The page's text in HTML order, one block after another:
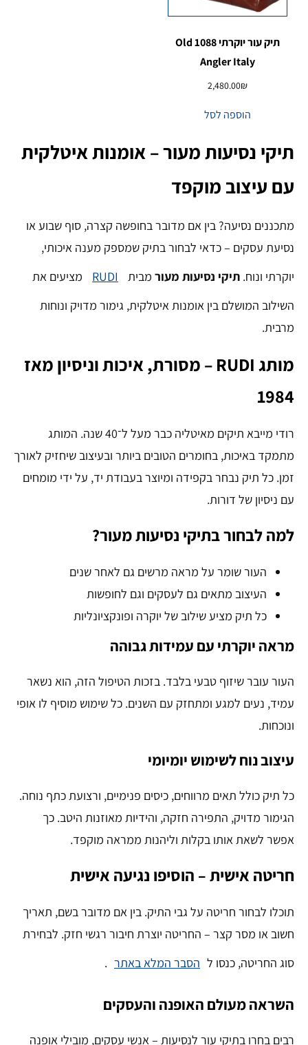
תיק עור יוקרתי 1088 Old
Angler Italy
2,480.00₪
הוספה לסל
תיקי נסיעות מעור – אומנות איטלקית
עם עיצוב מוקפד
מתכננים נסיעה? בין אם מדובר בחופשה קצרה, סוף שבוע או
נסיעת עסקים – כדאי לבחור בתיק שמספק מענה איכותי,
יוקרתי ונוח. תיקי נסיעות מעור מבית RUDI
מציעים את
השילוב המושלם בין אומנות איטלקית, גימור מדויק ונוחות
מרבית.
מותג RUDI – מסורת, איכות וניסיון מאז
1984
רודי מייבא תיקים מאיטליה כבר מעל ל־40 שנה. המותג
מתמקד באיכות, בחומרים הטובים ביותר ובעיצוב שיחזיק לאורך
זמן. כל תיק נבחר בקפידה ומיוצר בעבודת יד, על ידי מומחים
עם ניסיון של דורות.
למה לבחור בתיקי נסיעות מעור?
העור שומר על מראה מרשים גם לאחר שנים
העיצוב מתאים גם לעסקים וגם לחופשות
כל תיק מציע שילוב של יוקרה ופונקציונליות
מראה יוקרתי עם עמידות גבוהה
העור עובר שיזוף טבעי בלבד. בזכות הטיפול הזה, הוא נשאר
עמיד, נעים למגע ומתחזק עם השנים. כל שימוש מוסיף לו אופי
ונוכחות.
עיצוב נוח לשימוש יומיומי
כל תיק כולל תאים מרווחים, כיסים פנימיים, ורצועת כתף נוחה.
הגימור מדויק, התפירה חזקה, והידיות מאוזנות היטב. כך
אפשר לשאת אותו בקלות וליהנות ממראה מוקפד.
חריטה אישית – הוסיפו נגיעה אישית
תוכלו לבחור חריטה על גבי התיק. בין אם מדובר בשם, תאריך
חשוב או מסר קצר – החריטה יוצרת חיבור רגשי חזק. לבחירת
סוג החריטה, כנסו ל הסבר המלא באתר .
השראה מעולם האופנה והעסקים
רבים בחרו בתיקי עור לנסיעות – אנשי עסקים, מובילי אופנה